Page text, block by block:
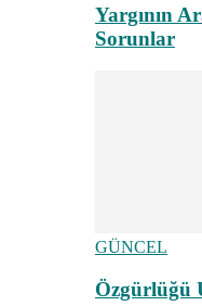
Yargının
Sorunlar
GÜNCEL
Özgürlüğü